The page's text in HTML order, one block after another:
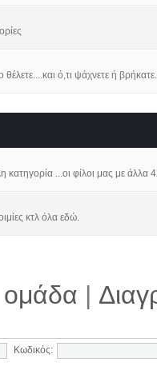
θέλετε....και ό,τι ψάχνετε ή
κατηγορία ...οι φίλοι μας με άλλα
κτλ όλα εδώ.
|
Κωδικός: